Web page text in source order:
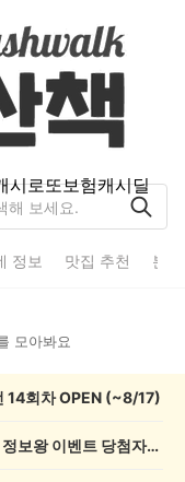
시로또보험캐시딜
정보 맛집 추천 분
모아봐요
14회차 OPEN (~8/17)
💰[당첨자 발표] 26회차 우리 동네 정보왕 이벤트 당첨자를 발표합니다!